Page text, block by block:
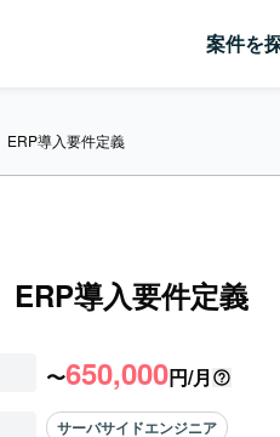
案件を
ERP導入要件定義
ERP導入要件定義
〜650,000円/月
サーバサイドエンジニア